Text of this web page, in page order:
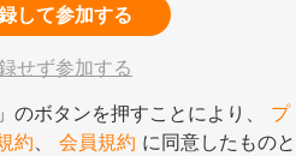
して参加する
せず参加する
のボタンを押すことにより、 プ
約 会員規約 に同意したものと